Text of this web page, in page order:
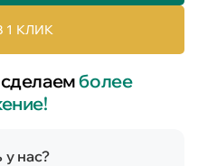
1 КЛИК
более
нас?